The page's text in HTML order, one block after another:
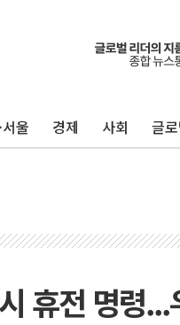
울 경제 사회 글
휴전 명령